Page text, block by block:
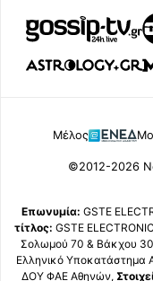
Μέλος
©2012-2026
Επωνυμία: GSTE
τίτλος: GSTE
Σολωμού 70 & Βάκχου
Ελληνικό Υποκατάστημα
ΔΟΥ ΦΑΕ Αθηνών,